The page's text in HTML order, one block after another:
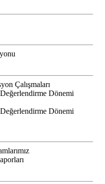
Çalışmaları
Dönemi
Dönemi